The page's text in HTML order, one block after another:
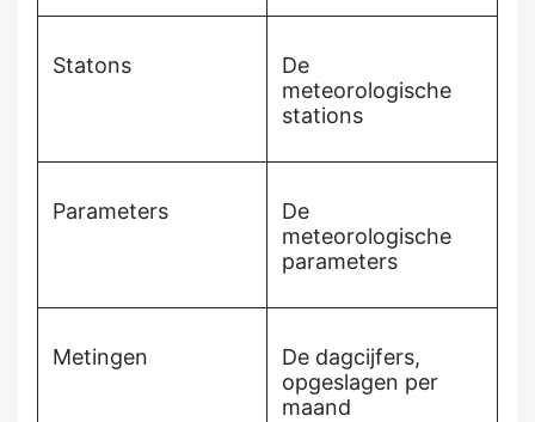
Statons
De
meteorologische
stations
Parameters
De
meteorologische
parameters
Metingen
De dagcijfers,
opgeslagen per
maand